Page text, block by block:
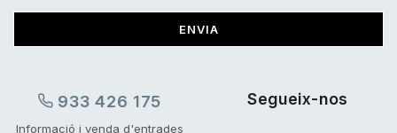
ENVIA
933 426 175
Informació i venda d'entrades
Segueix-nos